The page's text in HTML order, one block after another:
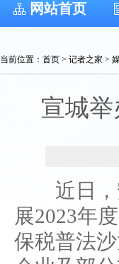
网站首页
当前位置： 首页 > 记者之家 >
宣城
近日，
展2023年
保税普法